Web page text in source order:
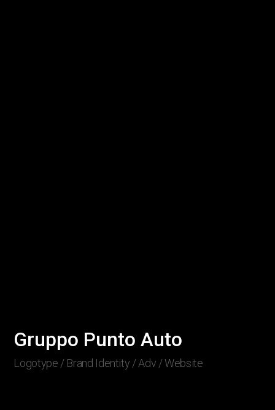
Gruppo Punto Auto
Logotype / Brand Identity / Adv / Website